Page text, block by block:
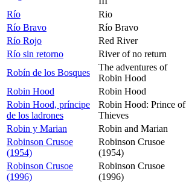
Río
Rio
Río Bravo
Río Bravo
Río Rojo
Red River
Río sin retorno
River of no return
Robín de los Bosques
The adventures of
Robin Hood
Robin Hood
Robin Hood
Robin Hood, príncipe
de los ladrones
Robin Hood: Prince of
Thieves
Robin y Marian
Robin and Marian
Robinson Crusoe
(1954)
Robinson Crusoe
(1954)
Robinson Crusoe
(1996)
Robinson Crusoe
(1996)